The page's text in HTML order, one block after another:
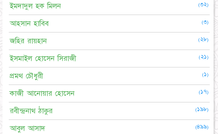
ইমদাদুল হক মিলন (৩২)
আহসান হাবিব (৩)
জহির রায়হান (২৮)
ইসমাইল হোসেন সিরাজী (২১)
প্রমথ চৌধুরী (১)
কাজী আনোয়ার হোসেন (১৭)
রবীন্দ্রনাথ ঠাকুর (১৯৮)
আবুল আসাদ (৪৯৯)